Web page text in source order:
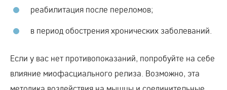
реабилитация после переломов;
в период обострения хронических заболеваний.
Если у вас нет противопоказаний, попробуйте на себе
влияние миофасциального релиза. Возможно, эта